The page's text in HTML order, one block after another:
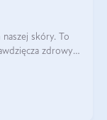
skóry. To
zdrowy